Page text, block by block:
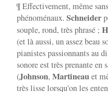
¶ Effectivement, même
phénoménaux. Schneider
souple, rond, très phrasé ;
(et là aussi, un assez beau
pianistes passionnants au
sonore est très prenante
(Johnson, Martineauet
très lisse lorsqu'on les